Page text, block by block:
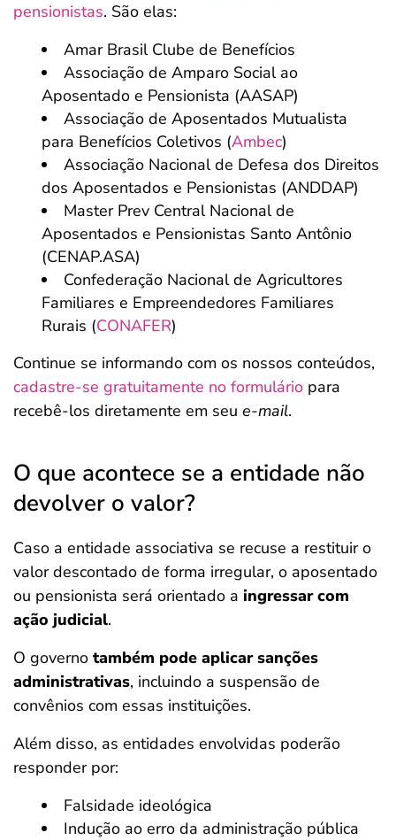
pensionistas. São elas:
Amar Brasil Clube de Benefícios
Associação de Amparo Social ao
Aposentado e Pensionista (AASAP)
Associação de Aposentados Mutualista
para Benefícios Coletivos (Ambec)
Associação Nacional de Defesa dos Direitos
dos Aposentados e Pensionistas (ANDDAP)
Master Prev Central Nacional de
Aposentados e Pensionistas Santo Antônio
(CENAP.ASA)
Confederação Nacional de Agricultores
Familiares e Empreendedores Familiares
Rurais (CONAFER)
Continue se informando com os nossos conteúdos,
cadastre-se gratuitamente no formulário para
recebê-los diretamente em seu e-mail.
O que acontece se a entidade não
devolver o valor?
Caso a entidade associativa se recuse a restituir o
valor descontado de forma irregular, o aposentado
ou pensionista será orientado a ingressar com
ação judicial.
O governo também pode aplicar sanções
administrativas, incluindo a suspensão de
convênios com essas instituições.
Além disso, as entidades envolvidas poderão
responder por:
Falsidade ideológica
Indução ao erro da administração pública